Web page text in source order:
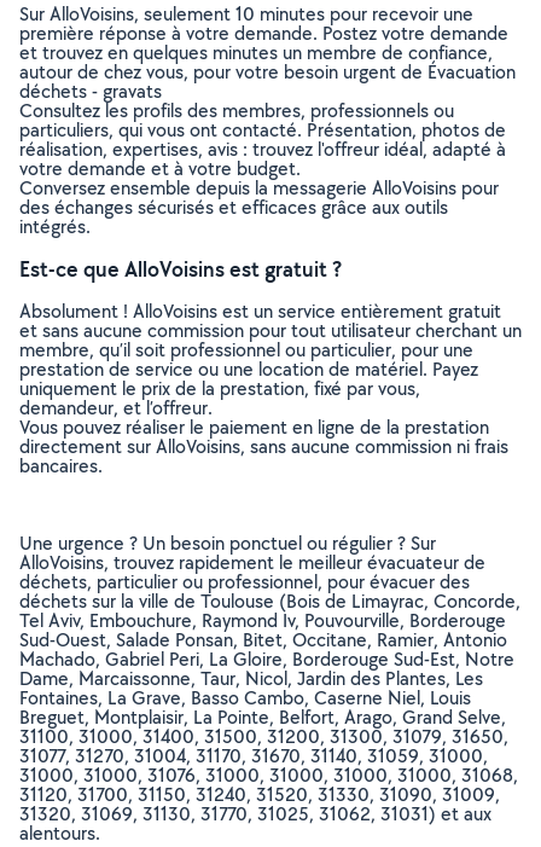
Sur AlloVoisins, seulement 10 minutes pour recevoir une
première réponse à votre demande. Postez votre demande
et trouvez en quelques minutes un membre de confiance,
autour de chez vous, pour votre besoin urgent de Évacuation
déchets - gravats
Consultez les profils des membres, professionnels ou
particuliers, qui vous ont contacté. Présentation, photos de
réalisation, expertises, avis : trouvez l'offreur idéal, adapté à
votre demande et à votre budget.
Conversez ensemble depuis la messagerie AlloVoisins pour
des échanges sécurisés et efficaces grâce aux outils
intégrés.
Est-ce que AlloVoisins est gratuit ?
Absolument ! AlloVoisins est un service entièrement gratuit
et sans aucune commission pour tout utilisateur cherchant un
membre, qu’il soit professionnel ou particulier, pour une
prestation de service ou une location de matériel. Payez
uniquement le prix de la prestation, fixé par vous,
demandeur, et l’offreur.
Vous pouvez réaliser le paiement en ligne de la prestation
directement sur AlloVoisins, sans aucune commission ni frais
bancaires.
Une urgence ? Un besoin ponctuel ou régulier ? Sur
AlloVoisins, trouvez rapidement le meilleur évacuateur de
déchets, particulier ou professionnel, pour évacuer des
déchets sur la ville de Toulouse (Bois de Limayrac, Concorde,
Tel Aviv, Embouchure, Raymond Iv, Pouvourville, Borderouge
Sud-Ouest, Salade Ponsan, Bitet, Occitane, Ramier, Antonio
Machado, Gabriel Peri, La Gloire, Borderouge Sud-Est, Notre
Dame, Marcaissonne, Taur, Nicol, Jardin des Plantes, Les
Fontaines, La Grave, Basso Cambo, Caserne Niel, Louis
Breguet, Montplaisir, La Pointe, Belfort, Arago, Grand Selve,
31100, 31000, 31400, 31500, 31200, 31300, 31079, 31650,
31077, 31270, 31004, 31170, 31670, 31140, 31059, 31000,
31000, 31000, 31076, 31000, 31000, 31000, 31000, 31068,
31120, 31700, 31150, 31240, 31520, 31330, 31090, 31009,
31320, 31069, 31130, 31770, 31025, 31062, 31031) et aux
alentours.